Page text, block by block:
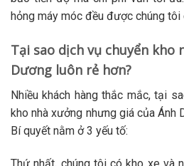
hỏng máy móc đều được chúng
Tại sao dịch vụ chuyển kho
Dương luôn rẻ hơn?
Nhiều khách hàng thắc mắc, tại
kho nhà xưởng nhưng giá của Ánh
Bí quyết nằm ở 3 yếu tố: